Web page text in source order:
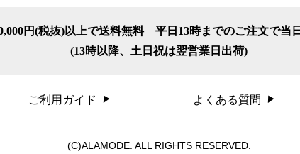
円(税抜)以上で送料無料平日13時までのご注文で当
(13時以降、土日祝は翌営業日出荷)
ご利用ガイド よくある質問
(C)ALAMODE. ALL RIGHTS RESERVED.